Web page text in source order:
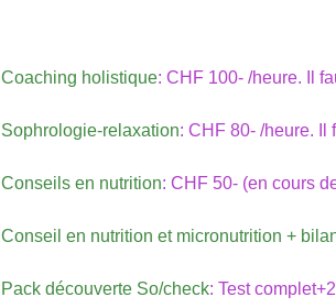
Coaching holistique: CHF 100- /heure. Il
Sophrologie-relaxation: CHF 80- /heure. Il
Conseils en nutrition: CHF 50- (en cours
Conseil en nutrition et micronutrition +
Pack découverte So/check: Test